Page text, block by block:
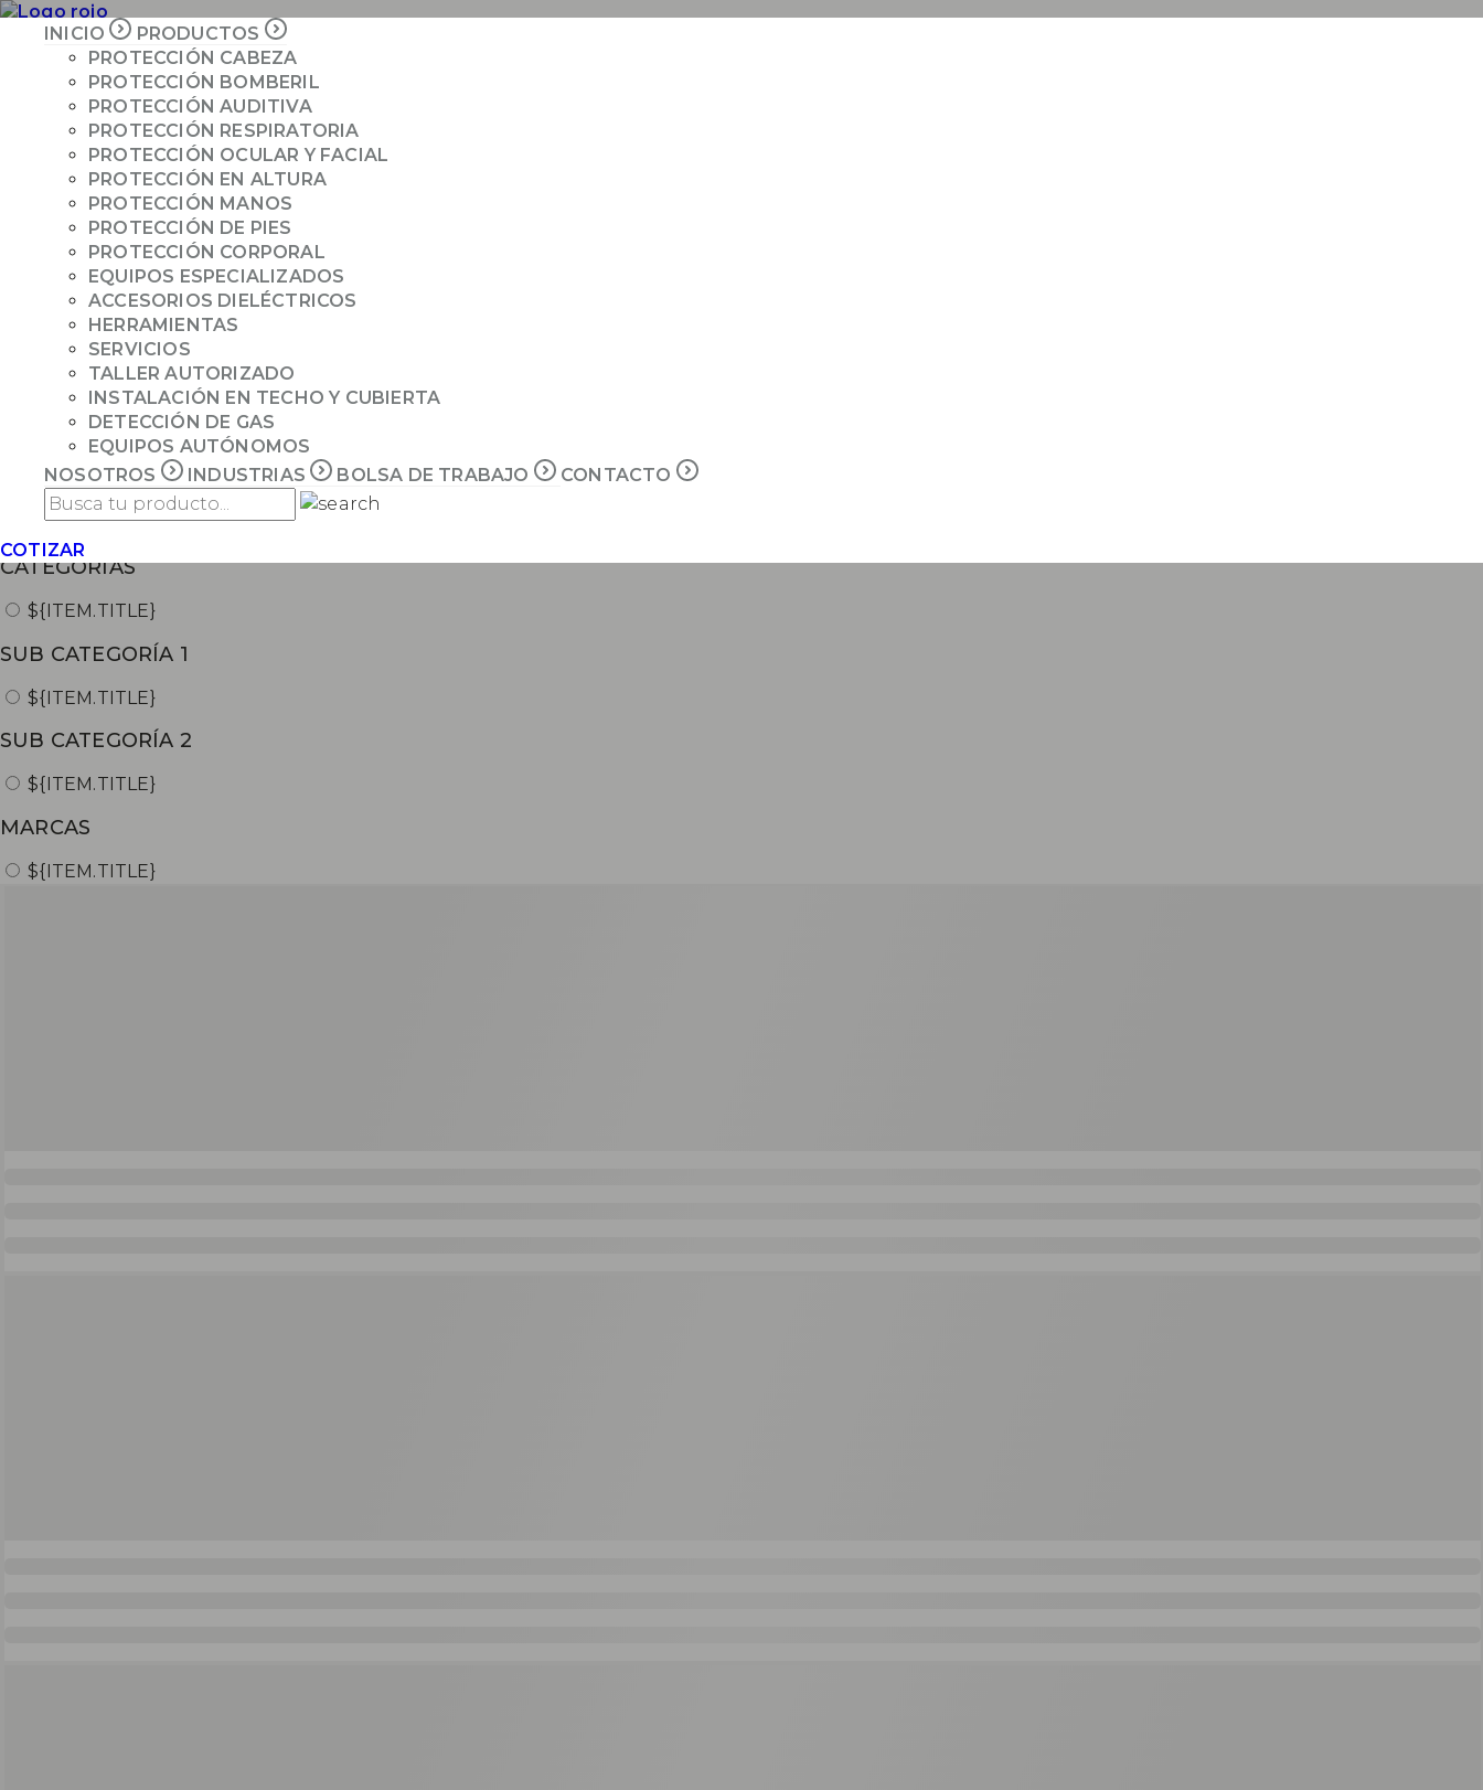
INICIO
PRODUCTOS
NOSOTROS
INDUSTRIAS
COTIZAR
PRODUCTOS
PROMOCIONES
${ITEM.TITLE}
CATEGORÍAS
${ITEM.TITLE}
SUB CATEGORÍA 1
${ITEM.TITLE}
SUB CATEGORÍA 2
${ITEM.TITLE}
MARCAS
${ITEM.TITLE}
INICIO
PRODUCTOS
PROTECCIÓN CABEZA
PROTECCIÓN BOMBERIL
PROTECCIÓN AUDITIVA
PROTECCIÓN RESPIRATORIA
PROTECCIÓN OCULAR Y FACIAL
PROTECCIÓN EN ALTURA
PROTECCIÓN MANOS
PROTECCIÓN DE PIES
PROTECCIÓN CORPORAL
EQUIPOS ESPECIALIZADOS
ACCESORIOS DIELÉCTRICOS
HERRAMIENTAS
SERVICIOS
TALLER AUTORIZADO
INSTALACIÓN EN TECHO Y CUBIERTA
DETECCIÓN DE GAS
EQUIPOS AUTÓNOMOS
NOSOTROS
INDUSTRIAS BOLSA DE TRABAJO CONTACTO
COTIZAR